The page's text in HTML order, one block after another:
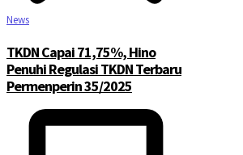
News
TKDN Capai 71,75%, Hino
Penuhi Regulasi TKDN Terbaru
Permenperin 35/2025